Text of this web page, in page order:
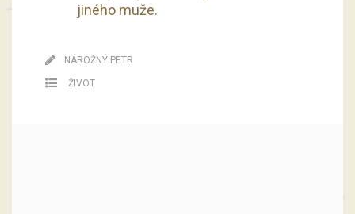
jiného muže.
NÁROŽNÝ PETR
ŽIVOT